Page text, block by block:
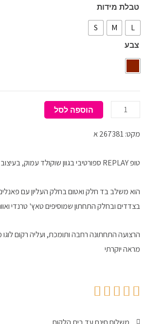
טבלת מידות
L
M
S
צבע
כמות
של
טופ
REPLAY
הוספה לסל
מקט: 267381 א
טופ REPLAY ספורטיבי בגוון שוקולד עמוק, בעיצוב נקי ומחמיא
הוא משלב בד חלק ואטום בחלק העליון עם
בצדדים ובחלק התחתון שמוסיפים טאץ' טרנדי
הרצועה התחתונה רחבה ותומכת, ועליה רקום
מראה יוקרתי